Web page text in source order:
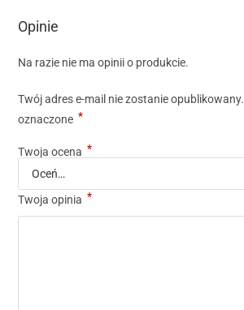
Opinie
Na razie nie ma opinii o produkcie.
Twój adres e-mail nie zostanie opublikowany.
oznaczone *
Twoja ocena *
Twoja opinia *